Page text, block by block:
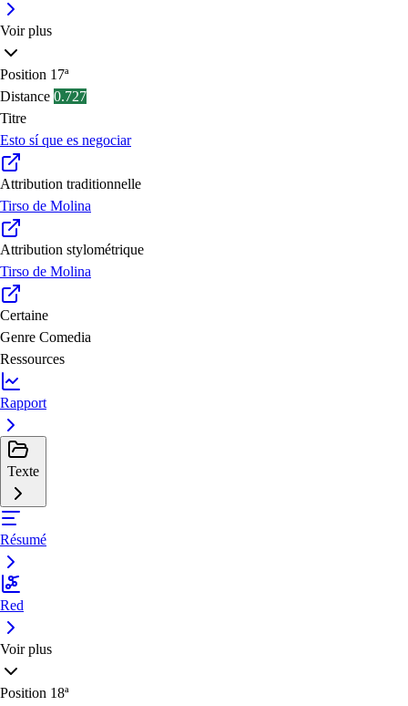
Voir plus
Position 17ª
Distance 0.727
Titre
Esto sí que es negociar
Attribution traditionnelle
Tirso de Molina
Attribution stylométrique
Tirso de Molina
Certaine
Genre Comedia
Ressources
Rapport
Texte
Résumé
Red
Voir plus
Position 18ª